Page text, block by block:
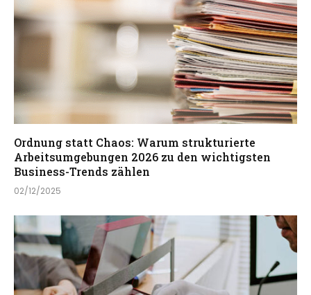
Ordnung statt Chaos: Warum strukturierte
Arbeitsumgebungen 2026 zu den wichtigsten
Business-Trends zählen
02/12/2025